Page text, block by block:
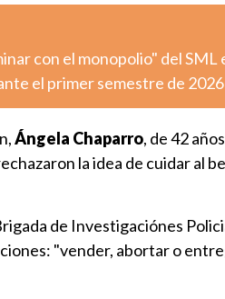
con el monopolio" del SML
el primer semestre de 2026
Ángela Chaparro, de 42
la idea de cuidar al
de Investigaciónes
"vender, abortar o